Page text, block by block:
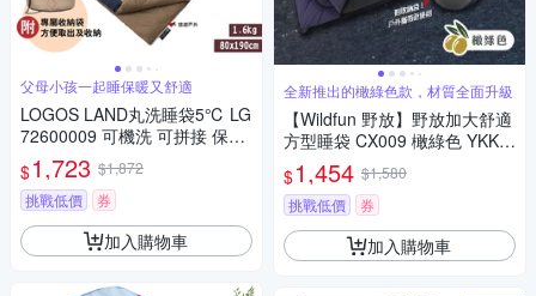
父母小孩一起睡保暖又舒適
LOGOS LAND丸洗睡袋5℃ LG
72600009 可機洗 可拼接 保暖
睡袋 露營 悠遊戶外
$1,723 $1,872
挑戰低價
券
加入購物車
全新推出的橄綠色款，材質全面升級
【Wildfun 野放】野放加大舒適
方型睡袋 CX009 橄綠色 YKK拉
鍊升級 加大保暖 登山 露營 悠
遊戶外
$1,454 $1,580
挑戰低價
券
加入購物車